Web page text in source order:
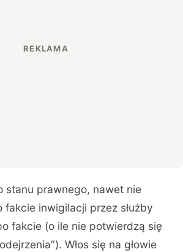
stanu prawnego, nawet nie
fakcie inwigilacji przez służby
fakcie (o ile nie potwierdzą się
Włos się na głowie